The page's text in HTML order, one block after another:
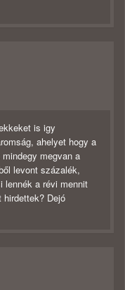
is igy
ahelyet hogy a
megvan a
levont százalék,
lennék a révi mennit
Dejó